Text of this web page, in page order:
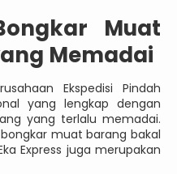
Muat
Memadai
Ekspedisi Pindah
yang lengkap dengan
yang terlalu memadai.
muat barang bakal
Express juga merupakan